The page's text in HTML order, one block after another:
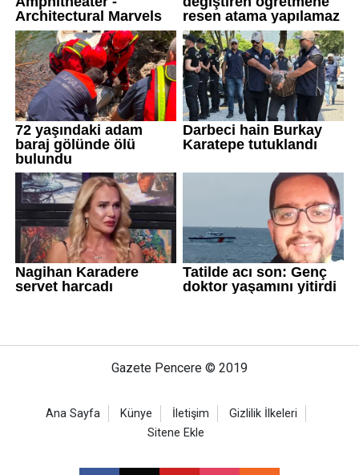
Gazete Pencere © 2019
Ana Sayfa Künye İletişim
Gizlilik İlkeleri
Sitene Ekle